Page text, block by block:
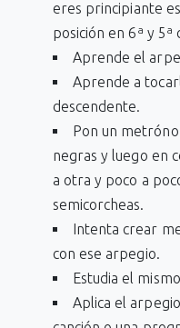
eres principiante
posición en 6ª y 5ª
Aprende el
Aprende a
descendente.
Pon un
negras y luego en
a otra y poco a
semicorcheas.
Intenta crear
con ese arpegio.
Estudia el
Aplica el